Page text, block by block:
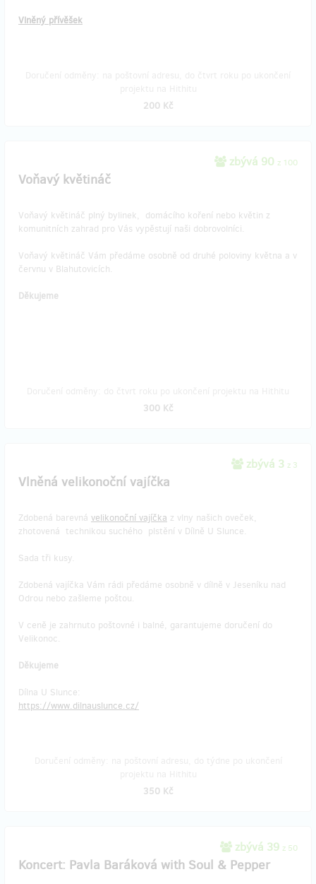
Vlněný přívěšek
200 Kč
zbývá 90 z 100
Voňavý květináč
Voňavý květináč plný bylinek, domácího koření nebo květin z
komunitních zahrad pro Vás vypěstují naši dobrovolníci.
Voňavý květináč Vám předáme osobně od druhé poloviny května a v
červnu v Blahutovicích.
Děkujeme
300 Kč
zbývá 3 z 3
Vlněná velikonoční vajíčka
Zdobená barevná velikonoční vajíčka z vlny našich oveček,
zhotovená technikou suchého plstění v Dílně U Slunce.
Sada tři kusy.
Zdobená vajíčka Vám rádi předáme osobně v dílně v Jeseníku nad
Odrou nebo zašleme poštou.
V ceně je zahrnuto poštovné i balné, garantujeme doručení do
Velikonoc.
Děkujeme
Dílna U Slunce:
https://www.dilnauslunce.cz/
350 Kč
zbývá 39 z 50
Koncert: Pavla Baráková with Soul & Pepper